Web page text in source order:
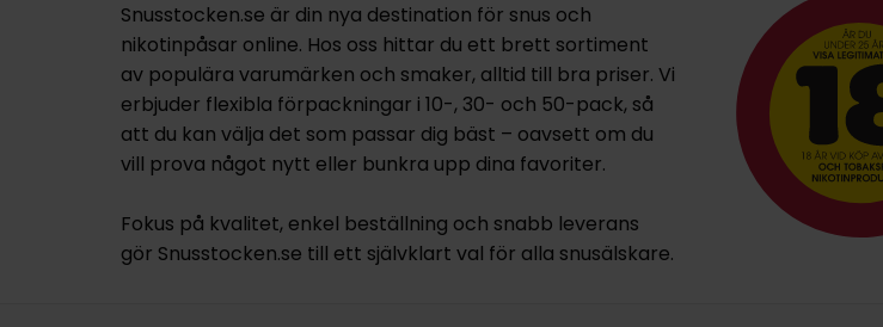
Snusstocken.se är din nya destination för snus och
nikotinpåsar online. Hos oss hittar du ett brett sortiment
av populära varumärken och smaker, alltid till bra priser. Vi
erbjuder flexibla förpackningar i 10-, 30- och 50-pack, så
att du kan välja det som passar dig bäst – oavsett om du
vill prova något nytt eller bunkra upp dina favoriter.
Fokus på kvalitet, enkel beställning och snabb leverans
gör Snusstocken.se till ett självklart val för alla snusälskare.